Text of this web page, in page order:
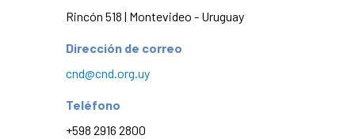
Rincón 518 | Montevideo - Uruguay
Dirección de correo
cnd@cnd.org.uy
Teléfono
+598 2916 2800